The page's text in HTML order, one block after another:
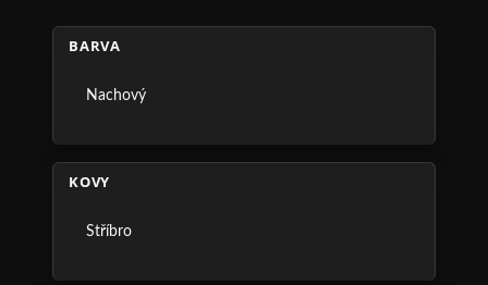
BARVA
Nachový
KOVY
Stříbro